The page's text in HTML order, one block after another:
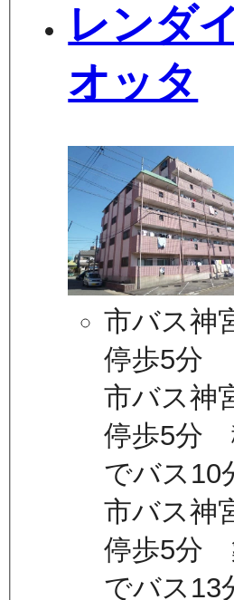
レンダ
オッタ
市バス神
停歩5分
市バス神
停歩5分
でバス10
市バス神
停歩5分
でバス13